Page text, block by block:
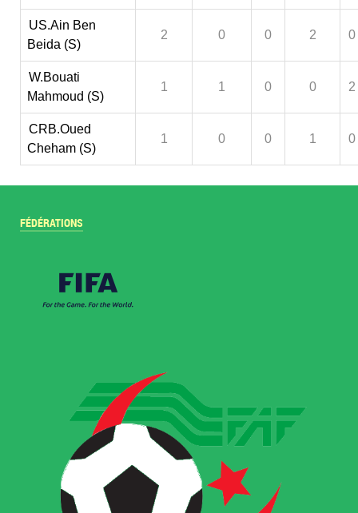
US.Ain Ben
Beida (S)
2 0 0 2 0
W.Bouati
Mahmoud (S)
1 1 0 0 2
CRB.Oued
Cheham (S)
1 0 0 1 0
FÉDÉRATIONS